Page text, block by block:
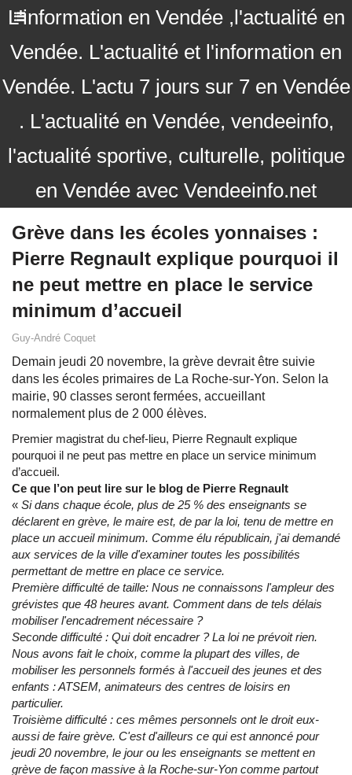
L'information en Vendée ,l'actualité en
Vendée. L'actualité et l'information en
Vendée. L'actu 7 jours sur 7 en Vendée
. L'actualité en Vendée, vendeeinfo,
l'actualité sportive, culturelle, politique
en Vendée avec Vendeeinfo.net
Grève dans les écoles yonnaises :
Pierre Regnault explique pourquoi il
ne peut mettre en place le service
minimum d’accueil
Guy-André Coquet
Demain jeudi 20 novembre, la grève devrait être suivie
dans les écoles primaires de La Roche-sur-Yon. Selon la
mairie, 90 classes seront fermées, accueillant
normalement plus de 2 000 élèves.
Premier magistrat du chef-lieu, Pierre Regnault explique
pourquoi il ne peut pas mettre en place un service minimum
d’accueil.
Ce que l’on peut lire sur le blog de Pierre Regnault
« Si dans chaque école, plus de 25 % des enseignants se
déclarent en grève, le maire est, de par la loi, tenu de mettre en
place un accueil minimum. Comme élu républicain, j'ai demandé
aux services de la ville d'examiner toutes les possibilités
permettant de mettre en place ce service.
Première difficulté de taille: Nous ne connaissons l'ampleur des
grévistes que 48 heures avant. Comment dans de tels délais
mobiliser l'encadrement nécessaire ?
Seconde difficulté : Qui doit encadrer ? La loi ne prévoit rien.
Nous avons fait le choix, comme la plupart des villes, de
mobiliser les personnels formés à l'accueil des jeunes et des
enfants : ATSEM, animateurs des centres de loisirs en
particulier.
Troisième difficulté : ces mêmes personnels ont le droit eux-
aussi de faire grève. C'est d'ailleurs ce qui est annoncé pour
jeudi 20 novembre, le jour ou les enseignants se mettent en
grève de façon massive à la Roche-sur-Yon comme partout